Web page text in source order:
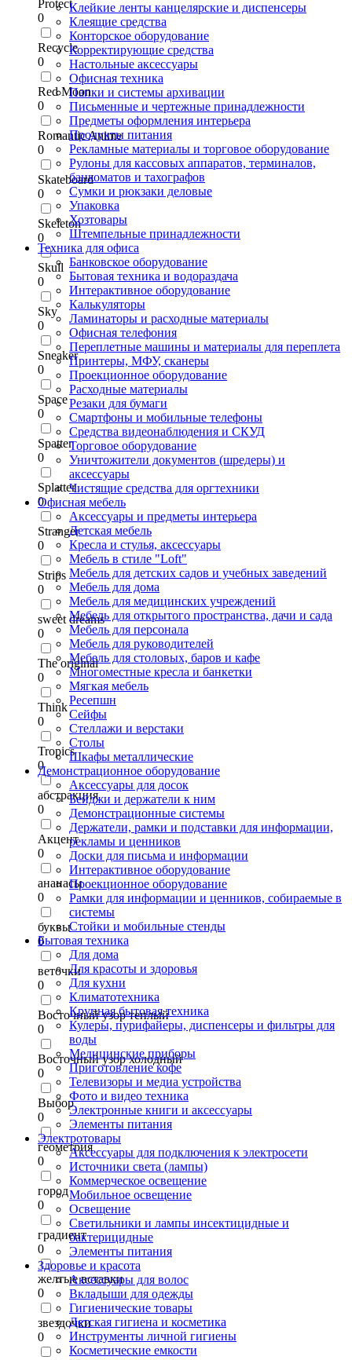
Protect
0
Recycle
0
Red Moon
0
Romantic Anime
0
Skateboard
0
Skeleton
0
Skull
0
Sky
0
Sneaker
0
Space
0
Spatter
0
Splatter
0
Stranger
0
Strips
0
sweet dreams
0
The original
0
Think
0
Tropics
0
абстракция
0
Акцент
0
ананасы
0
буквы
0
веточки
0
Восточный узор теплый
0
Восточный узор холодный
0
Выбор
0
геометрия
0
город
0
градиент
0
желтые вставки
0
звездочки
0
Клейкие ленты канцелярские и диспенсеры
Клеящие средства
Конторское оборудование
Корректирующие средства
Настольные аксессуары
Офисная техника
Папки и системы архивации
Письменные и чертежные принадлежности
Предметы оформления интерьера
Продукты питания
Рекламные материалы и торговое оборудование
Рулоны для кассовых аппаратов, терминалов,
банкоматов и тахографов
Сумки и рюкзаки деловые
Упаковка
Хозтовары
Штемпельные принадлежности
Техника для офиса
Банковское оборудование
Бытовая техника и водораздача
Интерактивное оборудование
Калькуляторы
Ламинаторы и расходные материалы
Офисная телефония
Переплетные машины и материалы для переплета
Принтеры, МФУ, сканеры
Проекционное оборудование
Расходные материалы
Резаки для бумаги
Смартфоны и мобильные телефоны
Средства видеонаблюдения и СКУД
Торговое оборудование
Уничтожители документов (шредеры) и
аксессуары
Чистящие средства для оргтехники
Офисная мебель
Аксессуары и предметы интерьера
Детская мебель
Кресла и стулья, аксессуары
Мебель в стиле "Loft"
Мебель для детских садов и учебных заведений
Мебель для дома
Мебель для медицинских учреждений
Мебель для открытого пространства, дачи и сада
Мебель для персонала
Мебель для руководителей
Мебель для столовых, баров и кафе
Многоместные кресла и банкетки
Мягкая мебель
Ресепшн
Сейфы
Стеллажи и верстаки
Столы
Шкафы металлические
Демонстрационное оборудование
Аксессуары для досок
Бейджи и держатели к ним
Демонстрационные системы
Держатели, рамки и подставки для информации,
рекламы и ценников
Доски для письма и информации
Интерактивное оборудование
Проекционное оборудование
Рамки для информации и ценников, собираемые в
системы
Стойки и мобильные стенды
Бытовая техника
Для дома
Для красоты и здоровья
Для кухни
Климатотехника
Крупная бытовая техника
Кулеры, пурифайеры, диспенсеры и фильтры для
воды
Медицинские приборы
Приготовление кофе
Телевизоры и медиа устройства
Фото и видео техника
Электронные книги и аксессуары
Элементы питания
Электротовары
Аксессуары для подключения к электросети
Источники света (лампы)
Коммерческое освещение
Мобильное освещение
Освещение
Светильники и лампы инсектицидные и
бактерицидные
Элементы питания
Здоровье и красота
Аксессуары для волос
Вкладыши для одежды
Гигиенические товары
Детская гигиена и косметика
Инструменты личной гигиены
Косметические емкости